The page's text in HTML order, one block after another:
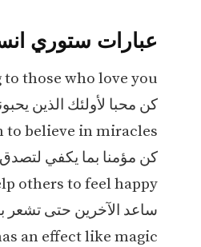
عبارات ستوري
those who love you.
كن محبا لأولئك الذين
believe in miracles.
كن مؤمنا بما يكفي
others to feel happy.
ساعد الآخرين حتى تشعر
an effect like magic.